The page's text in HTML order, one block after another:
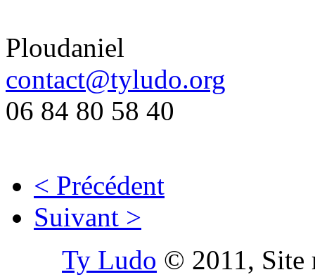
Ploudaniel
contact@tyludo.org
06 84 80 58 40
< Précédent
Suivant >
Ty Ludo © 2011, Site